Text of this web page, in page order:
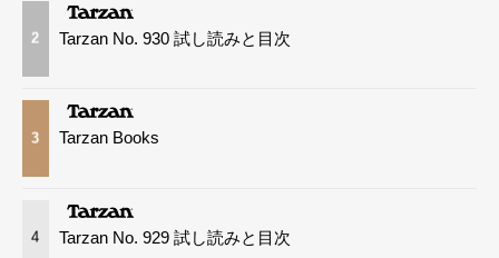
2 Tarzan No. 930 試し読みと目次
3 Tarzan Books
4 Tarzan No. 929 試し読みと目次